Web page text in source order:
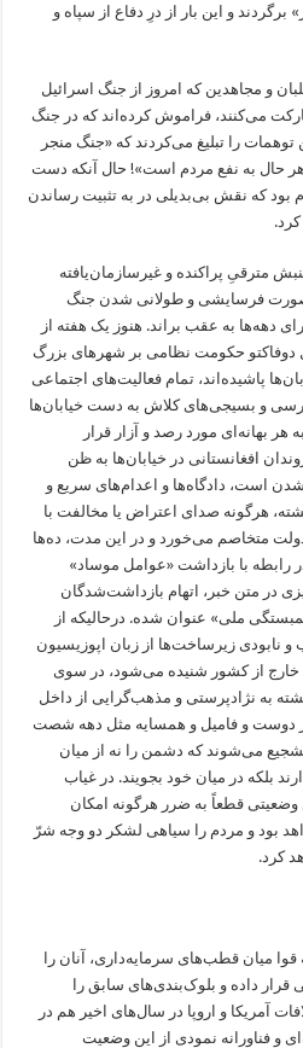
و این بار از درِ دفاع از سپاه و
و مجاهدین که امروز از جنگ اسرائیل
می‌کنند، فراموش کرده‌اند که در جنگ
را تبلیغ می‌کردند که «جنگ منجر
حال به نفع مردم است»! حال آنکه دست
بود که نقش بی‌بدیلی در به تثبیت رساندن
مترقیِ پراکنده و غیرسازمان‌یافته
فرسایشی و طولانی شدن جنگ
دهه‌ها به عقب براند. هنوز یک هفته از
دوفاکتو حکومت نظامی بر شهرهای بزرگ
پاشیده‌اند، تمام فعالیت‌های اجتماعی
و بسیجی‌های کلاش به دست خیابان‌ها
هر بهانه‌ای مورد رصد و آزار قرار
افغانستانی‌ در خیابان‌ها به ظن
است، دادگاه‌ها و اعدام‌های سریع و
هرگونه صدای اعتراض یا مخالفت با
متخاصم می‌خورد و در این مدت، ده‌ها
با بازداشت «عوامل موساد»
در متن خبر، اتهام بازداشت‌شدگان
ملی» عنوان شده. درحالیکه از
زیرساخت‌ها از زبان اپوزیسیون
خارج از کشور شنیده می‌شود، در سوی
به نژادپرستی و مذهب‌گرایی از داخل
دوست و فامیل و همسایه مثل دهه شصت
می‌شوند که دشمن را نه از میان
بلکه در میان خود بجویند. در غیاب
وضعیتی قطعاً به ضرر هرگونه امکان
بود و مردم را سیاهی لشکر دو وجه شرّ
کرد.
میان قطب‌‌های سرمایه‌داری، آنان را
داده و بلوک‌بندی‌های سابق را
آمریکا و اروپا در سال‌های اخیر هم در
و فناورانه نمودی از این وضعیت